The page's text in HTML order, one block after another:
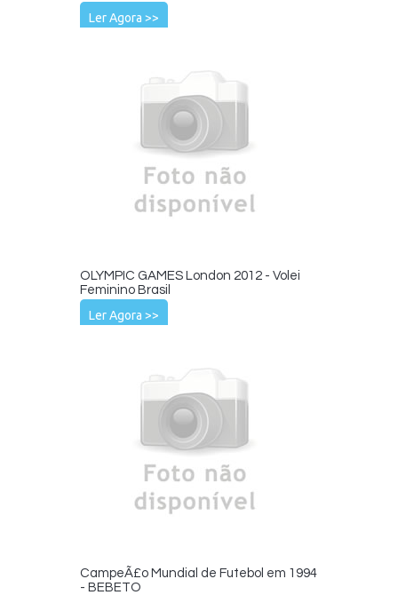
Ler Agora >>
OLYMPIC GAMES London 2012 - Volei
Feminino Brasil
Ler Agora >>
CampeÃ£o Mundial de Futebol em 1994
- BEBETO